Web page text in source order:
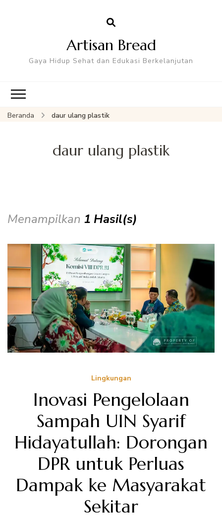
Artisan Bread
Gaya Hidup Sehat dan Edukasi Berkelanjutan
Beranda daur ulang plastik
daur ulang plastik
Menampilkan 1 Hasil(s)
Lingkungan
Inovasi Pengelolaan
Sampah UIN Syarif
Hidayatullah: Dorongan
DPR untuk Perluas
Dampak ke Masyarakat
Sekitar